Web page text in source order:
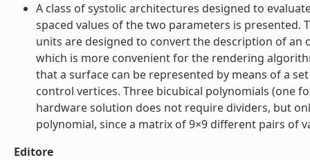
A class of systolic architectures designed to
spaced values of the two parameters is presented.
units are designed to convert the description of
which is more convenient for the rendering
that a surface can be represented by means of a
control vertices. Three bicubical polynomials (one
hardware solution does not require dividers, but
polynomial, since a matrix of 9×9 different pairs of
Editore